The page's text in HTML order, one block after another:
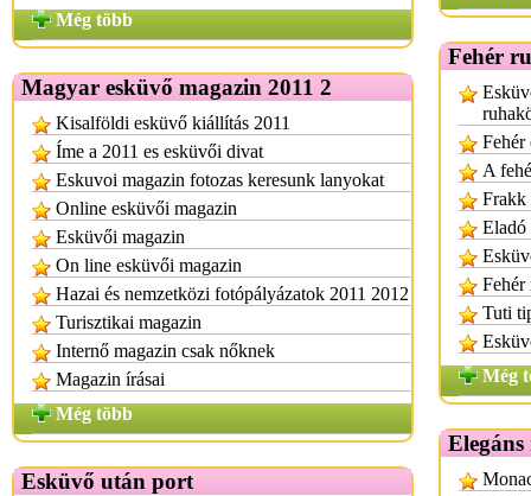
Még több
Magyar esküvő magazin 2011 2
Kisalföldi esküvő kiállítás 2011
Íme a 2011 es esküvői divat
Eskuvoi magazin fotozas keresunk lanyokat
Online esküvői magazin
Esküvői magazin
On line esküvői magazin
Hazai és nemzetközi fotópályázatok 2011 2012
Turisztikai magazin
Internő magazin csak nőknek
Magazin írásai
Még több
Esküvő után port
Fehér
Fehér
A
Frakk
Eladó
Fehér
Tuti
Még